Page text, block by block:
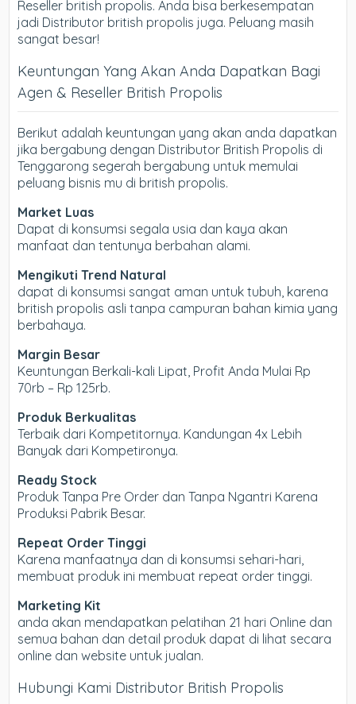
Reseller british propolis. Anda bisa berkesempatan
jadi Distributor british propolis juga. Peluang masih
sangat besar!
Keuntungan Yang Akan Anda Dapatkan Bagi
Agen & Reseller British Propolis
Berikut adalah keuntungan yang akan anda dapatkan
jika bergabung dengan Distributor British Propolis di
Tenggarong segerah bergabung untuk memulai
peluang bisnis mu di british propolis.
Market Luas
Dapat di konsumsi segala usia dan kaya akan
manfaat dan tentunya berbahan alami.
Mengikuti Trend Natural
dapat di konsumsi sangat aman untuk tubuh, karena
british propolis asli tanpa campuran bahan kimia yang
berbahaya.
Margin Besar
Keuntungan Berkali-kali Lipat, Profit Anda Mulai Rp
70rb – Rp 125rb.
Produk Berkualitas
Terbaik dari Kompetitornya. Kandungan 4x Lebih
Banyak dari Kompetironya.
Ready Stock
Produk Tanpa Pre Order dan Tanpa Ngantri Karena
Produksi Pabrik Besar.
Repeat Order Tinggi
Karena manfaatnya dan di konsumsi sehari-hari,
membuat produk ini membuat repeat order tinggi.
Marketing Kit
anda akan mendapatkan pelatihan 21 hari Online dan
semua bahan dan detail produk dapat di lihat secara
online dan website untuk jualan.
Hubungi Kami Distributor British Propolis